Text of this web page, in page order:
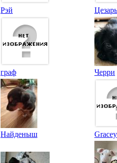
Рэй Цезарь
граф Черри
Найденыш Gracey